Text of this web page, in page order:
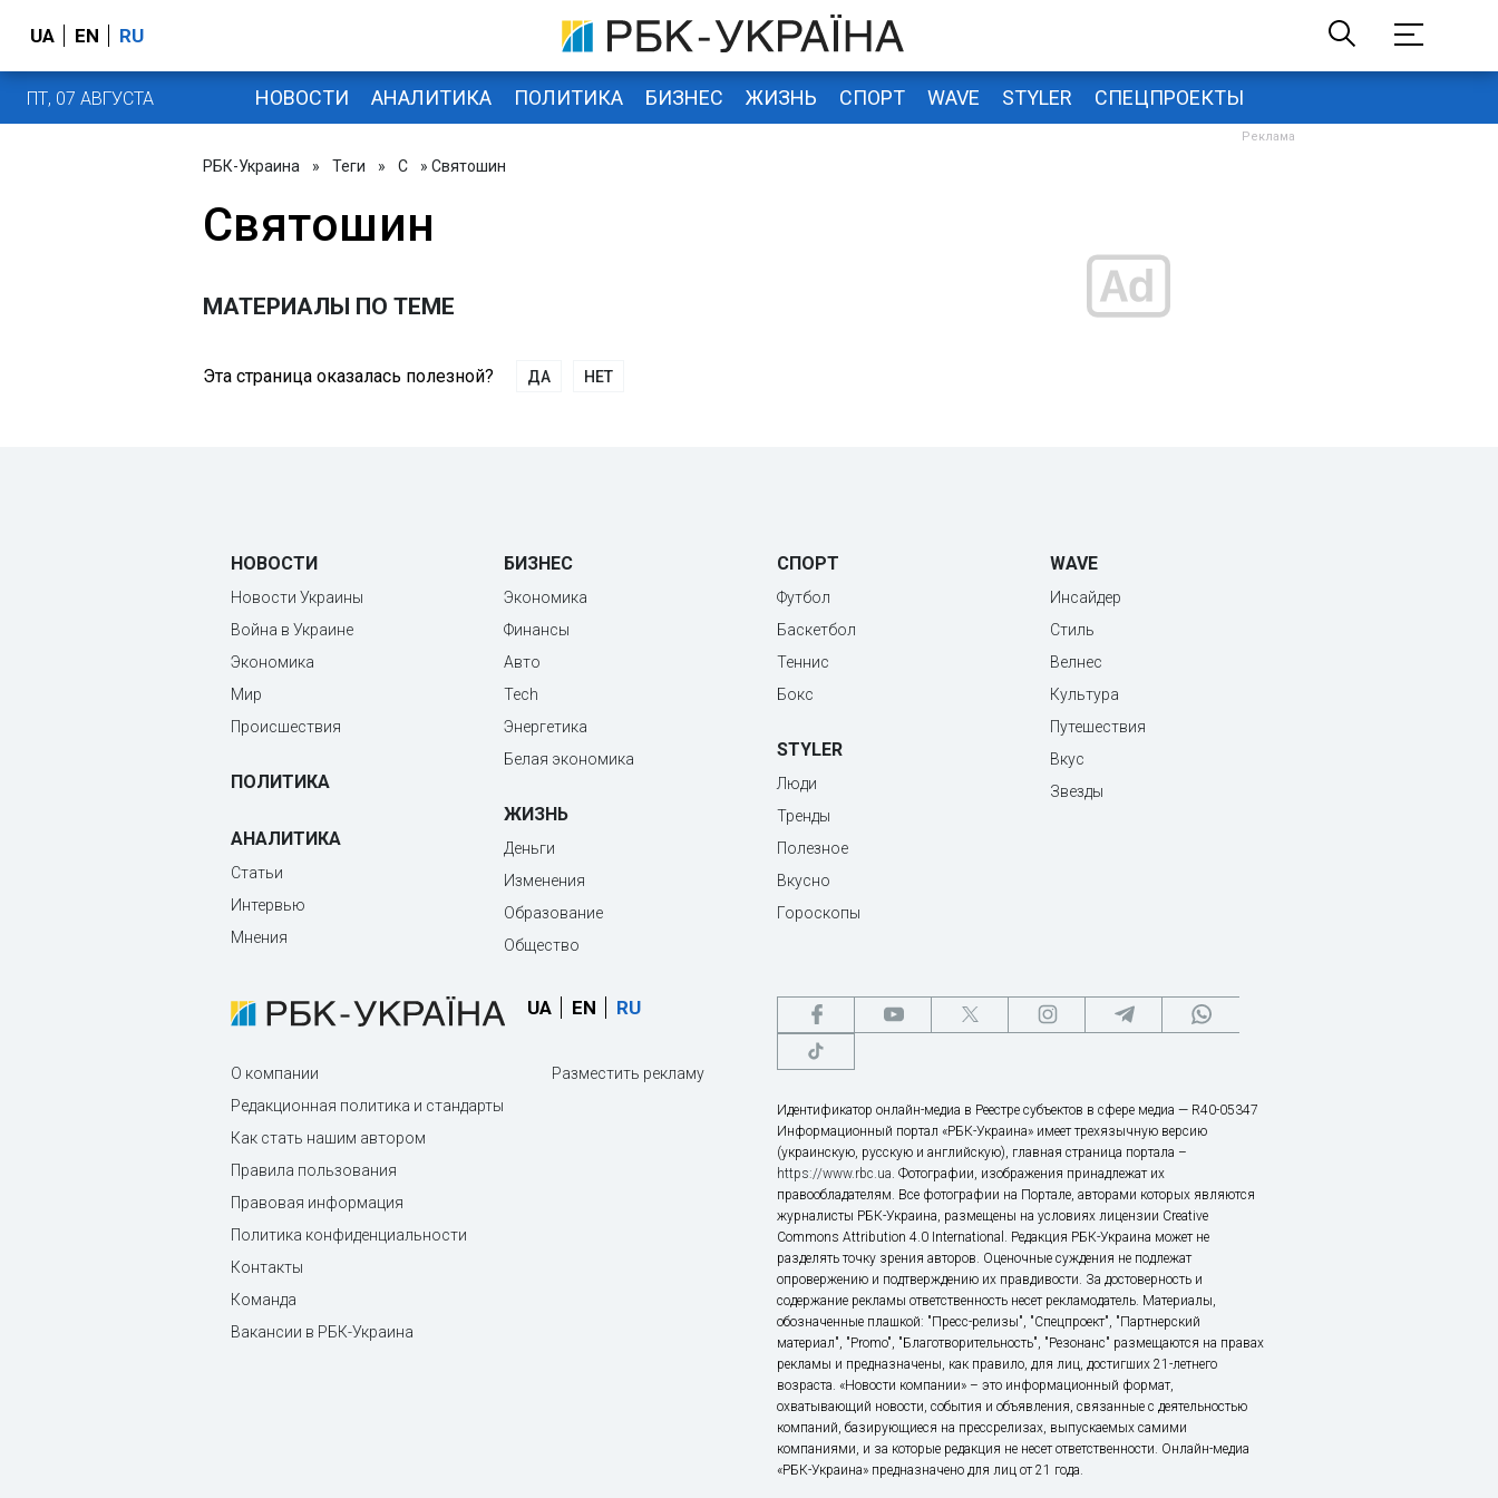
UA EN RU
ПТ, 07 АВГУСТА НОВОСТИ АНАЛИТИКА ПОЛИТИКА БИЗНЕС ЖИЗНЬ СПОРТ WAVE STYLER СПЕЦПРОЕКТЫ
РБК-Украина » Теги » С » Святошин
Святошин
МАТЕРИАЛЫ ПО ТЕМЕ
Эта страница оказалась полезной? ДА НЕТ
НОВОСТИ
Новости Украины
Война в Украине
Экономика
Мир
Происшествия
ПОЛИТИКА
АНАЛИТИКА
Статьи
Интервью
Мнения
БИЗНЕС
Экономика
Финансы
Авто
Tech
Энергетика
Белая экономика
ЖИЗНЬ
Деньги
Изменения
Образование
Общество
СПОРТ
Футбол
Баскетбол
Теннис
Бокс
STYLER
Люди
Тренды
Полезное
Вкусно
Гороскопы
WAVE
Инсайдер
Стиль
Велнес
Культура
Путешествия
Вкус
Звезды
UA EN RU
О компании
Редакционная политика и стандарты
Как стать нашим автором
Правила пользования
Правовая информация
Политика конфиденциальности
Контакты
Команда
Вакансии в РБК-Украина
Разместить рекламу
Идентификатор онлайн-медиа в Реестре субъектов в сфере медиа — R40-05347
Информационный портал «РБК-Украина» имеет трехязычную версию
(украинскую, русскую и английскую), главная страница портала –
https://www.rbc.ua. Фотографии, изображения принадлежат их
правообладателям. Все фотографии на Портале, авторами которых являются
журналисты РБК-Украина, размещены на условиях лицензии Creative
Commons Attribution 4.0 International. Редакция РБК-Украина может не
разделять точку зрения авторов. Оценочные суждения не подлежат
опровержению и подтверждению их правдивости. За достоверность и
содержание рекламы ответственность несет рекламодатель. Материалы,
обозначенные плашкой: "Пресс-релизы", "Спецпроект", "Партнерский
материал", "Promo", "Благотворительность", "Резонанс" размещаются на правах
рекламы и предназначены, как правило, для лиц, достигших 21-летнего
возраста. «Новости компании» – это информационный формат,
охватывающий новости, события и объявления, связанные с деятельностью
компаний, базирующиеся на прессрелизах, выпускаемых самими
компаниями, и за которые редакция не несет ответственности. Онлайн-медиа
«РБК-Украина» предназначено для лиц от 21 года.